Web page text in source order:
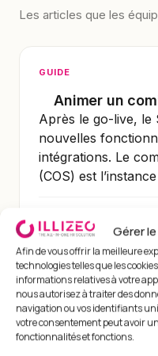
Gérer
Afin de vous offrir la meilleure
technologies telles que les
informations relatives à votre
nous autorisez à traiter des
navigation ou vos identifiants
votre consentement peut avoir
fonctionnalités et fonctions.
Les articles que les
GUIDE
Animer un
Après le go-live, le
nouvelles
intégrations. Le
(COS) est
4 min de lecture
TUTORIEL
Mesurer